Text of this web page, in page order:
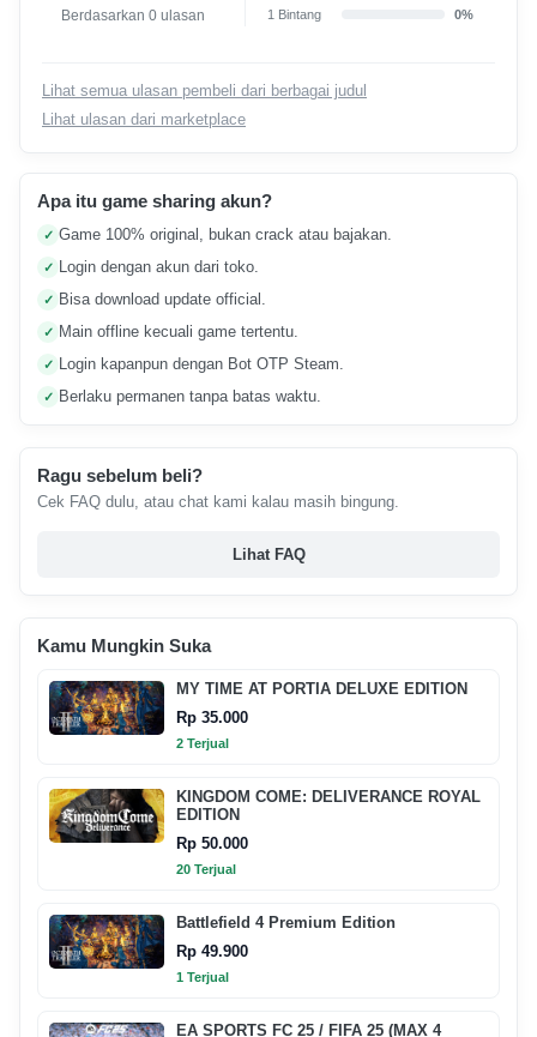
Berdasarkan 0 ulasan
1 Bintang
0%
Lihat semua ulasan pembeli dari berbagai judul
Lihat ulasan dari marketplace
Apa itu game sharing akun?
✓ Game 100% original, bukan crack atau bajakan.
✓ Login dengan akun dari toko.
✓ Bisa download update official.
✓ Main offline kecuali game tertentu.
✓ Login kapanpun dengan Bot OTP Steam.
✓ Berlaku permanen tanpa batas waktu.
Ragu sebelum beli?
Cek FAQ dulu, atau chat kami kalau masih bingung.
Lihat FAQ
Kamu Mungkin Suka
MY TIME AT PORTIA DELUXE EDITION
Rp 35.000
2 Terjual
KINGDOM COME: DELIVERANCE ROYAL
EDITION
Rp 50.000
20 Terjual
Battlefield 4 Premium Edition
Rp 49.900
1 Terjual
EA SPORTS FC 25 / FIFA 25 (MAX 4